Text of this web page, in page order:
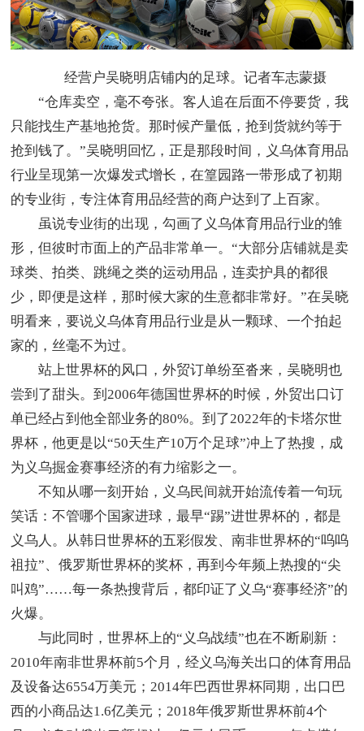
经营户吴晓明店铺内的足球。记者车志蒙摄
“仓库卖空，毫不夸张。客人追在后面不停要货，我
只能找生产基地抢货。那时候产量低，抢到货就约等于
抢到钱了。”吴晓明回忆，正是那段时间，义乌体育用品
行业呈现第一次爆发式增长，在篁园路一带形成了初期
的专业街，专注体育用品经营的商户达到了上百家。
虽说专业街的出现，勾画了义乌体育用品行业的雏
形，但彼时市面上的产品非常单一。“大部分店铺就是卖
球类、拍类、跳绳之类的运动用品，连卖护具的都很
少，即便是这样，那时候大家的生意都非常好。”在吴晓
明看来，要说义乌体育用品行业是从一颗球、一个拍起
家的，丝毫不为过。
站上世界杯的风口，外贸订单纷至沓来，吴晓明也
尝到了甜头。到2006年德国世界杯的时候，外贸出口订
单已经占到他全部业务的80%。到了2022年的卡塔尔世
界杯，他更是以“50天生产10万个足球”冲上了热搜，成
为义乌掘金赛事经济的有力缩影之一。
不知从哪一刻开始，义乌民间就开始流传着一句玩
笑话：不管哪个国家进球，最早“踢”进世界杯的，都是
义乌人。从韩日世界杯的五彩假发、南非世界杯的“呜呜
祖拉”、俄罗斯世界杯的奖杯，再到今年频上热搜的“尖
叫鸡”……每一条热搜背后，都印证了义乌“赛事经济”的
火爆。
与此同时，世界杯上的“义乌战绩”也在不断刷新：
2010年南非世界杯前5个月，经义乌海关出口的体育用品
及设备达6554万美元；2014年巴西世界杯同期，出口巴
西的小商品达1.6亿美元；2018年俄罗斯世界杯前4个